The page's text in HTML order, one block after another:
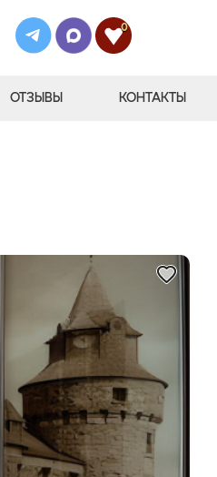
0
ОТЗЫВЫ КОНТАКТЫ